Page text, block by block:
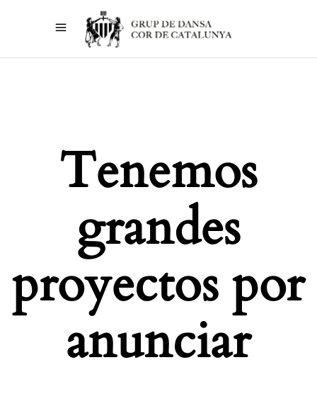
Tenemos
grandes
proyectos por
anunciar